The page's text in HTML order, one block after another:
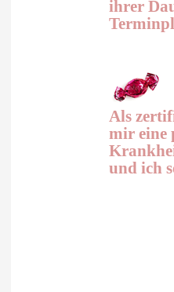
ihrer
Als
mir eine
und ich